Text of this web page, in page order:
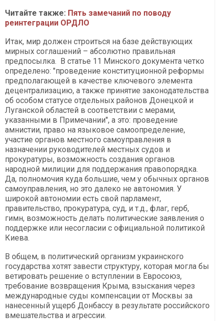
Читайте также: Пять замечаний по поводу
реинтеграции ОРДЛО
Итак, мир должен строиться на базе действующих
мирных соглашений – абсолютно правильная
предпосылка. В статье 11 Минского документа четко
определено: "проведение конституционной реформы
предполагающей в качестве ключевого элемента
децентрализацию, а также принятие законодательства
об особом статусе отдельных районов Донецкой и
Луганской областей в соответствии с мерами,
указанными в Примечании", а это: проведение
амнистии, право на языковое самоопределение,
участие органов местного самоуправления в
назначении руководителей местных судов и
прокуратуры, возможность создания органов
народной милиции для поддержания правопорядка.
Да, полномочия куда большие, чем у обычных органов
самоуправления, но это далеко не автономия. У
широкой автономии есть свой парламент,
правительство, прокуратура, суд, и т.д., флаг, герб,
гимн, возможность делать политические заявления о
поддержке или несогласии с официальной политикой
Киева.
В общем, в политический организм украинского
государства хотят завести структуру, которая могла бы
ветировать решение о вступлении в Евросоюз,
требование возвращения Крыма, взыскания через
международные суды компенсации от Москвы за
нанесенный ущерб Донбассу в результате российского
вмешательства и агрессии.